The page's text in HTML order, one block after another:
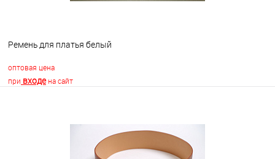
Ремень для платья белый
оптовая цена
при входена сайт
В наличии